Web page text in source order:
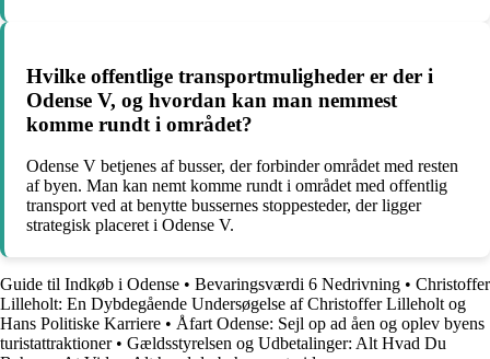
Hvilke offentlige transportmuligheder er der i
Odense V, og hvordan kan man nemmest
komme rundt i området?
Odense V betjenes af busser, der forbinder området med resten
af byen. Man kan nemt komme rundt i området med offentlig
transport ved at benytte bussernes stoppesteder, der ligger
strategisk placeret i Odense V.
Guide til Indkøb i Odense • Bevaringsværdi 6 Nedrivning • Christoffer
Lilleholt: En Dybdegående Undersøgelse af Christoffer Lilleholt og
Hans Politiske Karriere • Åfart Odense: Sejl op ad åen og oplev byens
turistattraktioner• Gældsstyrelsen og Udbetalinger: Alt Hvad Du